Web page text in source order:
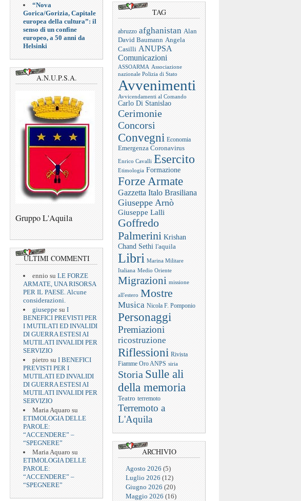
“Nova
Gorica/Gorizia, Capitale
europea della cultura”: il
senso di un confine
europeo, a 50 anni da
Helsinki
A.N.U.P.S.A.
Gruppo L'Aquila
ULTIMI COMMENTI
ennio su LE FORZE
ARMATE, UNA RISORSA
PER IL PAESE. Alcune
considerazioni.
giuseppe su I
BENEFICI PREVISTI PER
I MUTILATI ED INVALIDI
DI GUERRA ESTESI AI
MUTILATI INVALIDI PER
SERVIZIO
pietro su I BENEFICI
PREVISTI PER I
MUTILATI ED INVALIDI
DI GUERRA ESTESI AI
MUTILATI INVALIDI PER
SERVIZIO
Maria Aquaro su
ETIMOLOGIA DELLE
PAROLE:
“ACCENDERE” –
“SPEGNERE”
Maria Aquaro su
ETIMOLOGIA DELLE
PAROLE:
“ACCENDERE” –
“SPEGNERE”
TAG
abruzzo afghanistan Alan
David Baumann Angela
Casilli ANUPSA
Comunicazioni
ASSOARMA Associazione
nazionale Polizia di Stato
Avvenimenti
Avvicendamenti al Comando
Carlo Di Stanislao
Cerimonie
Concorsi
Convegni Economia
Emergenza Coronavirus
Enrico Cavalli Esercito
Etimologia Formazione
Forze Armate
Gazzetta Italo Brasiliana
Giuseppe Arnò
Giuseppe Lalli
Goffredo
Palmerini Krishan
Chand Sethi l'aquila
Libri Marina Militare
Italiana Medio Oriente
Migrazioni missione
all'estero Mostre
Musica Nicola F. Pomponio
Personaggi
Premiazioni
ricostruzione
Riflessioni Rivista
Fiamme Oro ANPS siria
Storia Sulle ali
della memoria
Teatro terremoto
Terremoto a
L'Aquila
ARCHIVIO
Agosto 2026 (5)
Luglio 2026 (12)
Giugno 2026 (20)
Maggio 2026 (16)